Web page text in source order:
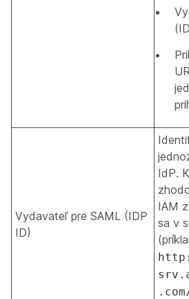
Vydavateľ pre SAML (IDP
ID)
IdP.
IAM
sa v